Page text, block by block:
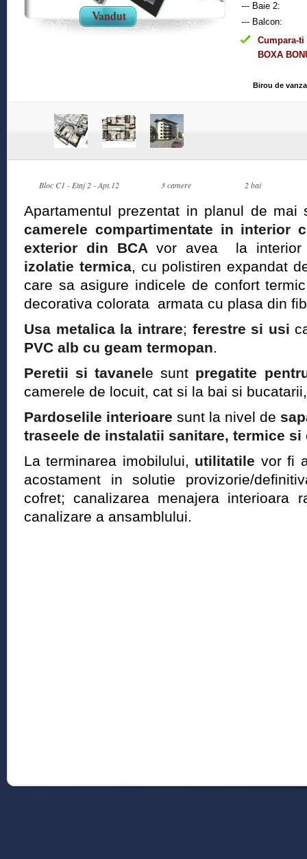
Vandut
--- Baie 2:
--- Balcon:
Cumpara-
BOXA
Birou de
Bloc C1 - Etaj 2 - Apt.12 3 camere 2 bai
Apartamentul prezentat in planul de
camerele compartimentate in interior
exterior din BCA vor avea la interior
izolatie termica, cu polistiren expandat
care sa asigure indicele de confort
decorativa colorata armata cu plasa din
Usa metalica la intrare; ferestre si usi
PVC alb cu geam termopan.
Peretii si tavanele sunt pregatite
camerele de locuit, cat si la bai si
Pardoselile interioare sunt la nivel de
traseele de instalatii sanitare, termice si
La terminarea imobilului, utilitatile vor fi
acostament in solutie provizorie/
cofret; canalizarea menajera interioara
canalizare a ansamblului.